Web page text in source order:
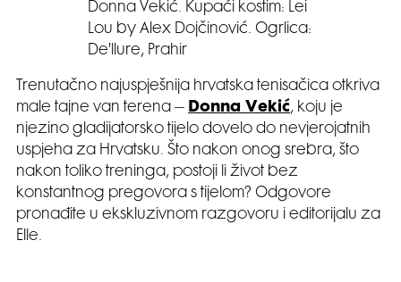
Donna Vekić. Kupaći kostim: Lei
Lou by Alex Dojčinović. Ogrlica:
De'llure, Prahir
Trenutačno najuspješnija hrvatska tenisačica otkriva
male tajne van terena – Donna Vekić, koju je
njezino gladijatorsko tijelo dovelo do nevjerojatnih
uspjeha za Hrvatsku. Što nakon onog srebra, što
nakon toliko treninga, postoji li život bez
konstantnog pregovora s tijelom? Odgovore
pronađite u ekskluzivnom razgovoru i editorijalu za
Elle.